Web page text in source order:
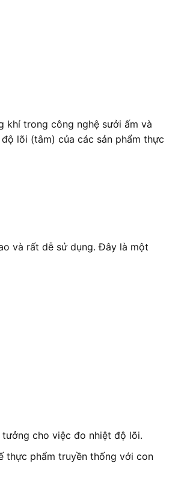
khí trong công nghệ sưởi ấm và
lõi (tâm) của các sản phẩm thực
và rất dễ sử dụng. Đây là một
cho việc đo nhiệt độ lõi.
thực phẩm truyền thống với con